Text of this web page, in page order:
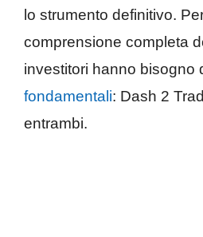
lo strumento definitivo.
comprensione completa
investitori hanno bisogno
fondamentali: Dash 2
entrambi.